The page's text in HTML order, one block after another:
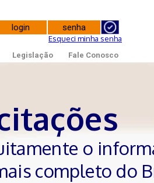
Esqueci minha senha
Legislação Fale Conosco
o
completo do